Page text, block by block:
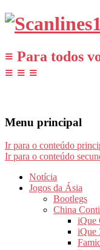
≡ Para todos
≡ ≡ ≡
Menu principal
Ir para o conteúdo
Ir para o conteúdo
Notícia
Jogos da Ásia
Bootlegs
China
iQue
iQue